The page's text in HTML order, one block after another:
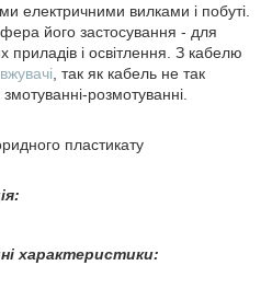
електричними вилками і побуті.
його застосування - для
приладів і освітлення. З кабелю
, так як кабель не так
розмотуванні.
пластикату
характеристики: